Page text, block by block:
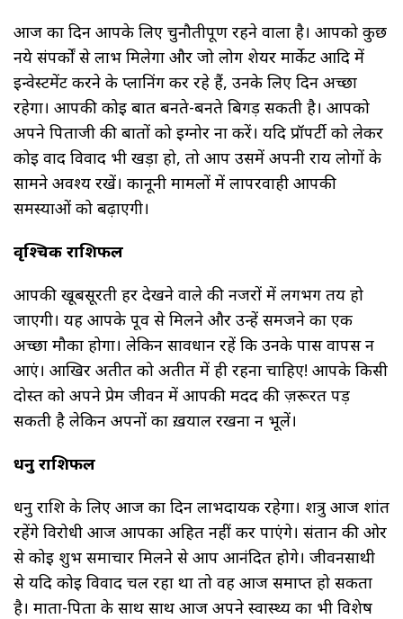
आज का दिन आपके लिए चुनौतीपूर्ण रहने वाला है। आपको कुछ
नये संपर्कों से लाभ मिलेगा और जो लोग शेयर मार्केट आदि में
इन्वेस्टमेंट करने के प्लानिंग कर रहे हैं, उनके लिए दिन अच्छा
रहेगा। आपकी कोई बात बनते-बनते बिगड़ सकती है। आपको
अपने पिताजी की बातों को इग्नोर ना करें। यदि प्रॉपर्टी को लेकर
कोई वाद विवाद भी खड़ा हो, तो आप उसमें अपनी राय लोगों के
सामने अवश्य रखें। कानूनी मामलों में लापरवाही आपकी
समस्याओं को बढ़ाएगी।
वृश्चिक राशिफल
आपकी खूबसूरती हर देखने वाले की नजरों में लगभग तय हो
जाएगी। यह आपके पूर्व से मिलने और उन्हें समजने का एक
अच्छा मौका होगा। लेकिन सावधान रहें कि उनके पास वापस न
आएं। आखिर अतीत को अतीत में ही रहना चाहिए! आपके किसी
दोस्त को अपने प्रेम जीवन में आपकी मदद की ज़रूरत पड़
सकती है लेकिन अपनों का ख़याल रखना न भूलें।
धनु राशिफल
धनु राशि के लिए आज का दिन लाभदायक रहेगा। शत्रु आज शांत
रहेंगे विरोधी आज आपका अहित नहीं कर पाएंगे। संतान की ओर
से कोई शुभ समाचार मिलने से आप आनंदित होगे। जीवनसाथी
से यदि कोई विवाद चल रहा था तो वह आज समाप्त हो सकता
है। माता-पिता के साथ साथ आज अपने स्वास्थ्य का भी विशेष